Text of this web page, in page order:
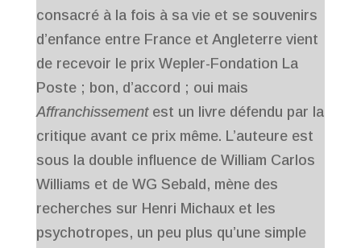
consacré à la fois à sa vie et se souvenirs
d’enfance entre France et Angleterre vient
de recevoir le prix Wepler-Fondation La
Poste ; bon, d’accord ; oui mais
Affranchissement est un livre défendu par la
critique avant ce prix même. L’auteure est
sous la double influence de William Carlos
Williams et de WG Sebald, mène des
recherches sur Henri Michaux et les
psychotropes, un peu plus qu’une simple